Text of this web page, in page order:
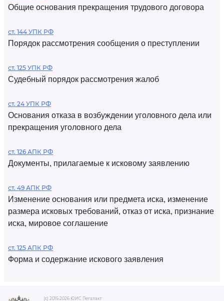
Общие основания прекращения трудового договора
ст. 144 УПК РФ
Порядок рассмотрения сообщения о преступлении
ст. 125 УПК РФ
Судебный порядок рассмотрения жалоб
ст. 24 УПК РФ
Основания отказа в возбуждении уголовного дела или
прекращения уголовного дела
ст. 126 АПК РФ
Документы, прилагаемые к исковому заявлению
ст. 49 АПК РФ
Изменение основания или предмета иска, изменение
размера исковых требований, отказ от иска, признание
иска, мировое соглашение
ст. 125 АПК РФ
Форма и содержание искового заявления
(c) 2015-2026 ЮИС Легалакт